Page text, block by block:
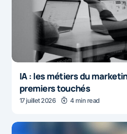
IA : les métiers du
premiers touchés
17 juillet 2026 4 min read